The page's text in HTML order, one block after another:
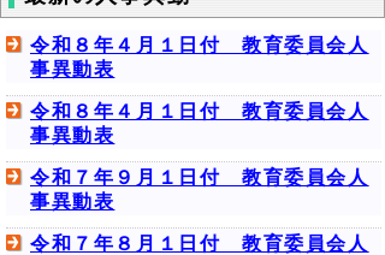
令和８年４月１日付 教育委員会人
事異動表
令和８年４月１日付 教育委員会人
事異動表
令和７年９月１日付 教育委員会人
事異動表
令和７年８月１日付 教育委員会人